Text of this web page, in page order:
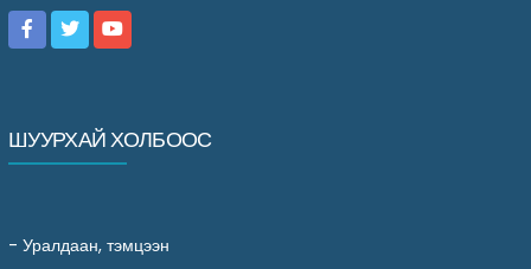
ШУУРХАЙ ХОЛБООС
- Уралдаан, тэмцээн